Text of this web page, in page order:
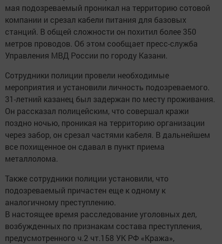
мая подозреваемый проникал на территорию сотовой
компании и срезал кабели питания для базовых
станций. В общей сложности он похитил более 350
метров проводов. Об этом сообщает пресс-служба
Управления МВД России по городу Казани.
Сотрудники полиции провели необходимые
мероприятия и установили личность подозреваемого.
31-летний казанец был задержан по месту проживания.
Он рассказал полицейским, что совершал кражи
поздно ночью, проникая на территорию организации
через забор, он срезал частями кабеля. В дальнейшем
все похищенное он сдавал в пункт приема
металлолома.
Также сотрудники полиции установили, что
подозреваемый причастен еще к одному к
аналогичному преступлению.
В настоящее время расследование уголовных дел,
возбужденных по признакам состава преступления,
предусмотренного ч.2 чт.158 УК РФ «Кража»,